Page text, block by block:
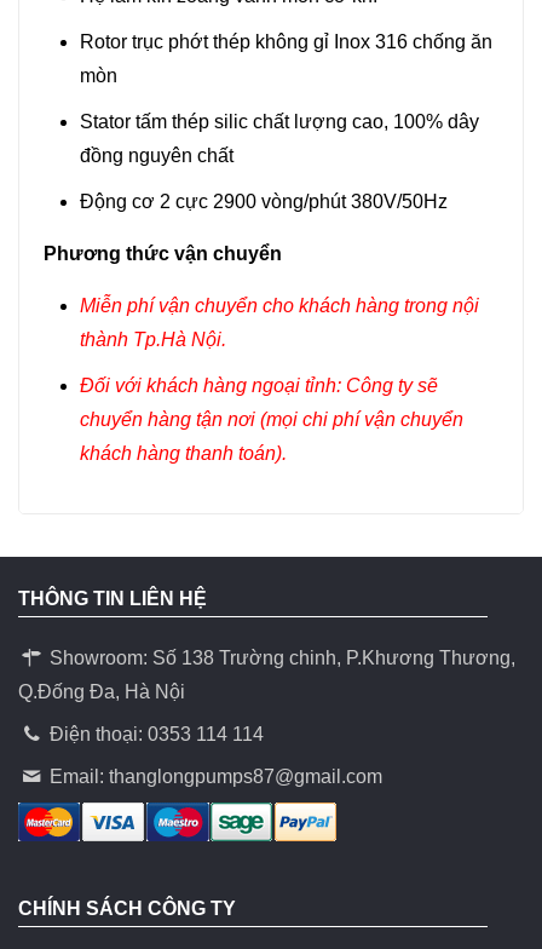
Rotor trục phớt thép không gỉ Inox 316 chống ăn
mòn
Stator tấm thép silic chất lượng cao, 100% dây
đồng nguyên chất
Động cơ 2 cực 2900 vòng/phút 380V/50Hz
Phương thức vận chuyển
Miễn phí vận chuyển cho khách hàng trong nội
thành Tp.Hà Nội.
Đối với khách hàng ngoại tỉnh: Công ty sẽ
chuyển hàng tận nơi (mọi chi phí vận chuyển
khách hàng thanh toán).
THÔNG TIN LIÊN HỆ
Showroom: Số 138 Trường chinh, P.Khương Thương,
Q.Đống Đa, Hà Nội
Điện thoại: 0353 114 114
Email:thanglongpumps87@gmail.com
CHÍNH SÁCH CÔNG TY